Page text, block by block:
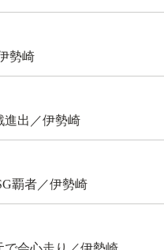
勢崎
進出／伊勢崎
覇者／伊勢崎